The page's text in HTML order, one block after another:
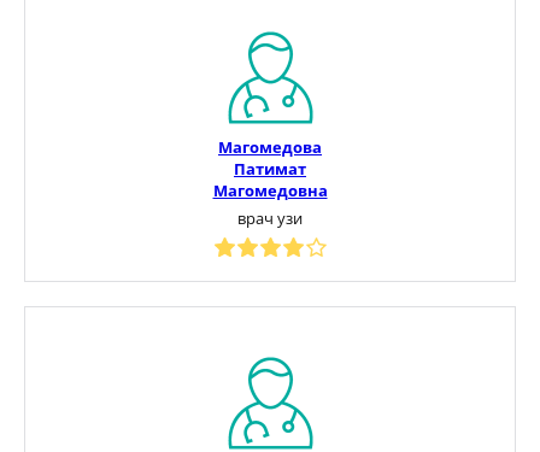
Магомедова
Патимат
Магомедовна
врач узи